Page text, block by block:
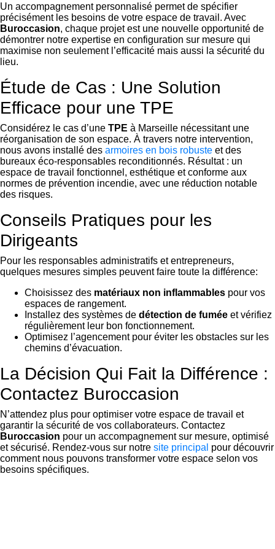
Un accompagnement personnalisé permet de spécifier
précisément les besoins de votre espace de travail. Avec
Buroccasion, chaque projet est une nouvelle opportunité de
démontrer notre expertise en configuration sur mesure qui
maximise non seulement l’efficacité mais aussi la sécurité du
lieu.
Étude de Cas : Une Solution
Efficace pour une TPE
Considérez le cas d’une TPE à Marseille nécessitant une
réorganisation de son espace. À travers notre intervention,
nous avons installé des armoires en bois robuste et des
bureaux éco-responsables reconditionnés. Résultat : un
espace de travail fonctionnel, esthétique et conforme aux
normes de prévention incendie, avec une réduction notable
des risques.
Conseils Pratiques pour les
Dirigeants
Pour les responsables administratifs et entrepreneurs,
quelques mesures simples peuvent faire toute la différence:
Choisissez des matériaux non inflammables pour vos
espaces de rangement.
Installez des systèmes de détection de fumée et vérifiez
régulièrement leur bon fonctionnement.
Optimisez l’agencement pour éviter les obstacles sur les
chemins d’évacuation.
La Décision Qui Fait la Différence :
Contactez Buroccasion
N’attendez plus pour optimiser votre espace de travail et
garantir la sécurité de vos collaborateurs. Contactez
Buroccasion pour un accompagnement sur mesure, optimisé
et sécurisé. Rendez-vous sur notre site principal pour découvrir
comment nous pouvons transformer votre espace selon vos
besoins spécifiques.